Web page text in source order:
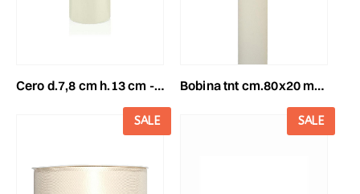
cero d.7,8 cm h.13 cm -130/78- conf.pz.8 avorio bobina tnt cm.80x20 mt avorio
SALE SALE